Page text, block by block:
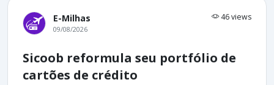
E-Milhas 46 views
09/08/2026
Sicoob reformula seu portfólio de
cartões de crédito